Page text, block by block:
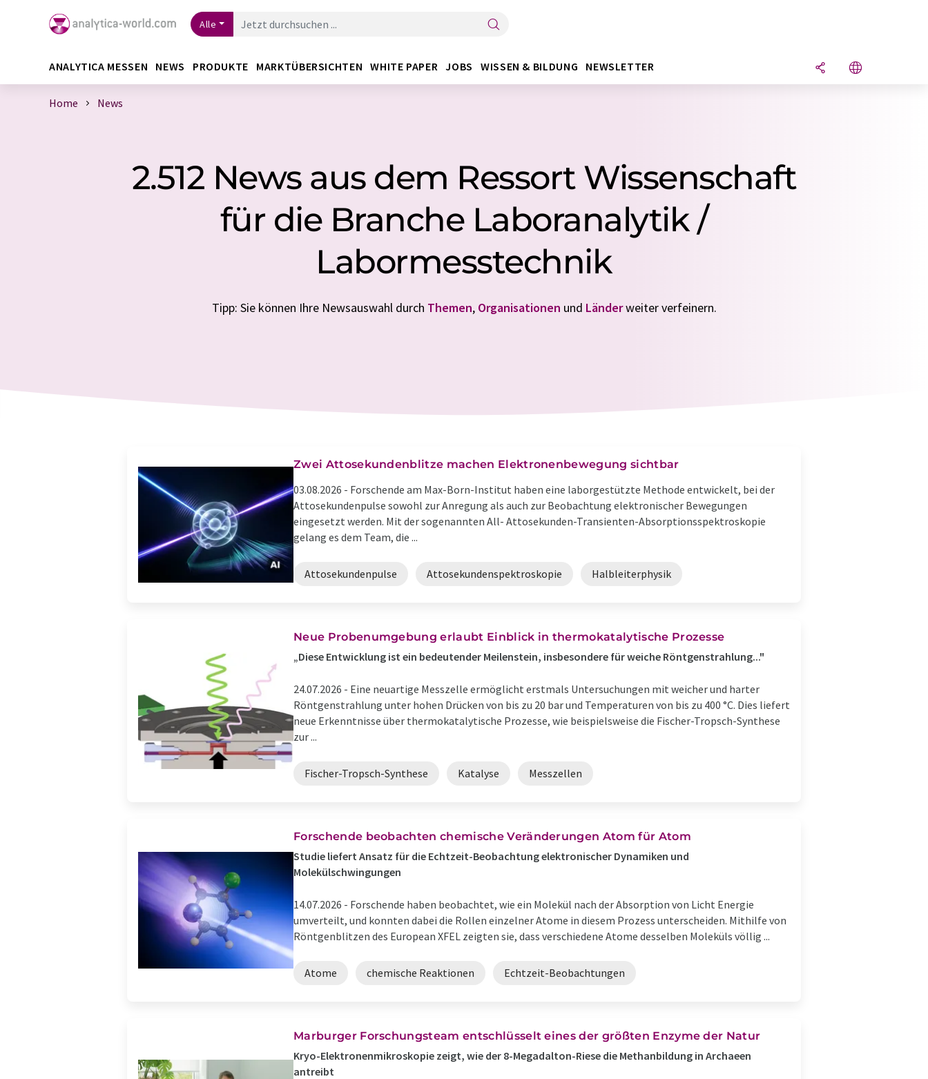
Alle
ANALYTICA MESSEN NEWS PRODUKTE MARKTÜBERSICHTEN WHITE PAPER JOBS WISSEN & BILDUNG NEWSLETTER
Home News
2.512 News aus dem Ressort Wissenschaft
für die Branche Laboranalytik /
Labormesstechnik
Tipp: Sie können Ihre Newsauswahl durch Themen, Organisationen und Länderweiter verfeinern.
Zwei Attosekundenblitze machen Elektronenbewegung sichtbar
03.08.2026 - Forschende am Max-Born-Institut haben eine laborgestützte Methode entwickelt, bei der
Attosekundenpulse sowohl zur Anregung als auch zur Beobachtung elektronischer Bewegungen
eingesetzt werden. Mit der sogenannten All- Attosekunden-Transienten-Absorptionsspektroskopie
gelang es dem Team, die ...
Attosekundenpulse Attosekundenspektroskopie Halbleiterphysik
Neue Probenumgebung erlaubt Einblick in thermokatalytische Prozesse
„Diese Entwicklung ist ein bedeutender Meilenstein, insbesondere für weiche Röntgenstrahlung..."
24.07.2026 - Eine neuartige Messzelle ermöglicht erstmals Untersuchungen mit weicher und harter
Röntgenstrahlung unter hohen Drücken von bis zu 20 bar und Temperaturen von bis zu 400 °C. Dies liefert
neue Erkenntnisse über thermokatalytische Prozesse, wie beispielsweise die Fischer-Tropsch-Synthese
zur ...
Fischer-Tropsch-Synthese Katalyse Messzellen
Forschende beobachten chemische Veränderungen Atom für Atom
Studie liefert Ansatz für die Echtzeit-Beobachtung elektronischer Dynamiken und
Molekülschwingungen
14.07.2026 - Forschende haben beobachtet, wie ein Molekül nach der Absorption von Licht Energie
umverteilt, und konnten dabei die Rollen einzelner Atome in diesem Prozess unterscheiden. Mithilfe von
Röntgenblitzen des European XFEL zeigten sie, dass verschiedene Atome desselben Moleküls völlig ...
Atome chemische Reaktionen Echtzeit-Beobachtungen
Marburger Forschungsteam entschlüsselt eines der größten Enzyme der Natur
Kryo-Elektronenmikroskopie zeigt, wie der 8-Megadalton-Riese die Methanbildung in Archaeen
antreibt